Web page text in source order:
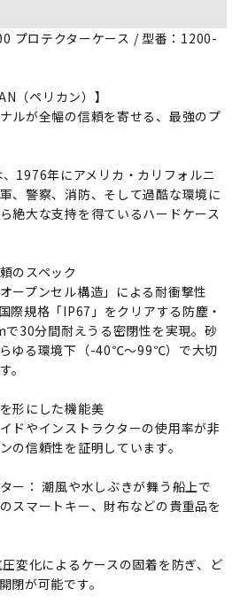
プロテクターケース / 型番：1200-
（ペリカン）】
ルが全幅の信頼を寄せる、最強のプ
1976年にアメリカ・カリフォルニ
、警察、消防、そして過酷な環境に
絶大な支持を得ているハードケース
のスペック
ープンセル構造」による耐衝撃性
際規格「IP67」をクリアする防塵・
30分間耐えうる密閉性を実現。砂
ゆる環境下（-40℃～99℃）で大切
。
形にした機能美
ドやインストラクターの使用率が非
の信頼性を証明しています。
ー： 潮風や水しぶきが舞う船上で
スマートキー、財布などの貴重品を
変化によるケースの固着を防ぎ、ど
閉が可能です。